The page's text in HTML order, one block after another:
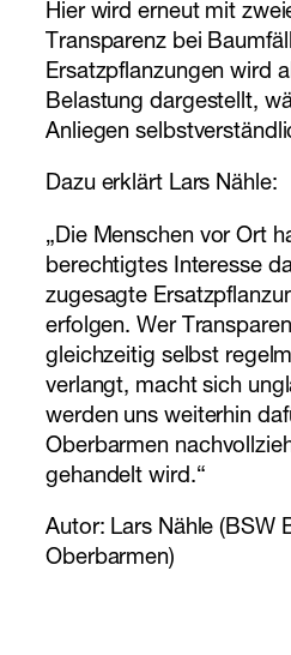
Hier wird erneut mit
Transparenz bei
Ersatzpflanzungen wird
Belastung dargestellt,
Anliegen
Dazu erklärt Lars Nähle:
„Die Menschen vor Ort
berechtigtes Interesse
zugesagte
erfolgen. Wer
gleichzeitig selbst
verlangt, macht sich
werden uns weiterhin
Oberbarmen
gehandelt wird.“
Autor: Lars Nähle (BSW
Oberbarmen)